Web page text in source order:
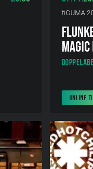
fiGUMA
ONLINE-